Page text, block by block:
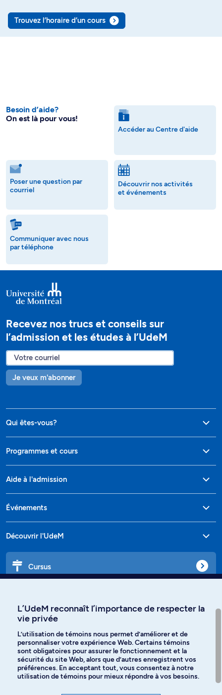
Trouvez l’horaire d’un cours
Besoin d’aide?
On est là pour vous!
Accéder au Centre d'aide
Poser une question par
courriel
Découvrir nos activités
et événements
Communiquer avec nous
par téléphone
Recevez nos trucs et conseils sur
l’admission et les études à l’UdeM
Je veux m'abonner
Qui êtes-vous?
Programmes et cours
Aide à l'admission
Événements
Découvrir l'UdeM
Cursus
Langues
Facebook Instagram
L’UdeM reconnaît l’importance de respecter la
vie privée
L’utilisation de témoins nous permet d’améliorer et de
personnaliser votre expérience Web. Certains témoins
sont obligatoires pour assurer le fonctionnement et la
sécurité du site Web, alors que d’autres enregistrent vos
préférences. En acceptant tout, vous consentez à notre
utilisation de témoins pour mieux répondre à vos besoins.